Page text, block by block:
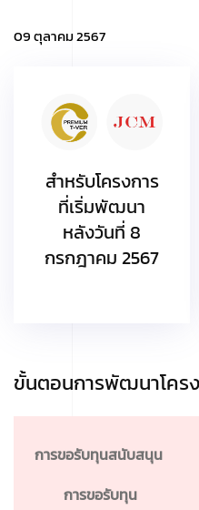
09 ตุลาคม 2567
สำหรับโครงการ
ที่เริ่มพัฒนา
หลังวันที่ 8
กรกฎาคม 2567
ขั้นตอนการพัฒนาโคร
การขอรับทุนสนับสนุน
การขอรับทุน